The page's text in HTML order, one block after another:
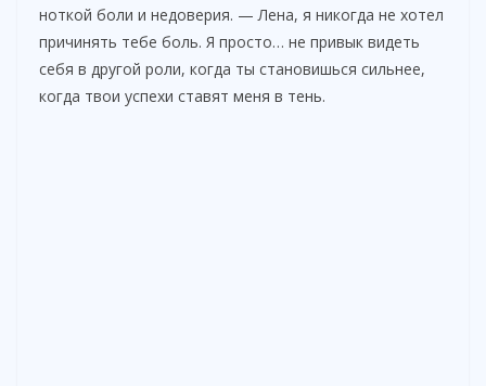
ноткой боли и недоверия. — Лена, я никогда не хотел
причинять тебе боль. Я просто… не привык видеть
себя в другой роли, когда ты становишься сильнее,
когда твои успехи ставят меня в тень.